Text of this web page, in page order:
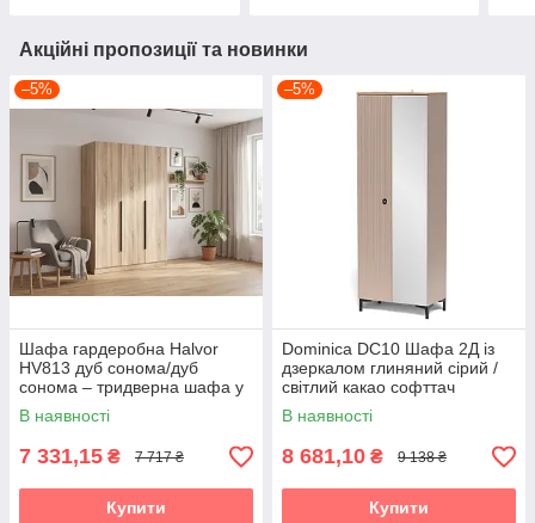
Акційні пропозиції та новинки
–5%
Шафа гардеробна Halvor
HV813 дуб сонома/дуб
сонома – тридверна шафа у
сучасному скандинавському
стилі Accord
В наявності
7 331,15 ₴ 7 717 ₴
Купити
–5%
Dominica DC10 Шафа 2Д із
дзеркалом глиняний сірий /
світлий какао софттач
рифлений — сучасна вузька
шафа для одягу Accord
В наявності
8 681,10 ₴ 9 138 ₴
Купити